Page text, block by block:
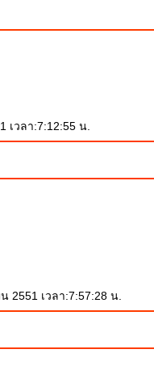
เวลา:7:12:55 น.
2551 เวลา:7:57:28 น.